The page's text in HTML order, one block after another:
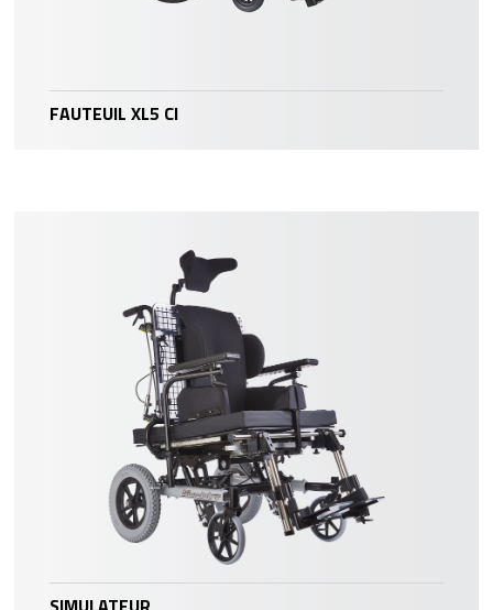
FAUTEUIL XL5 CI